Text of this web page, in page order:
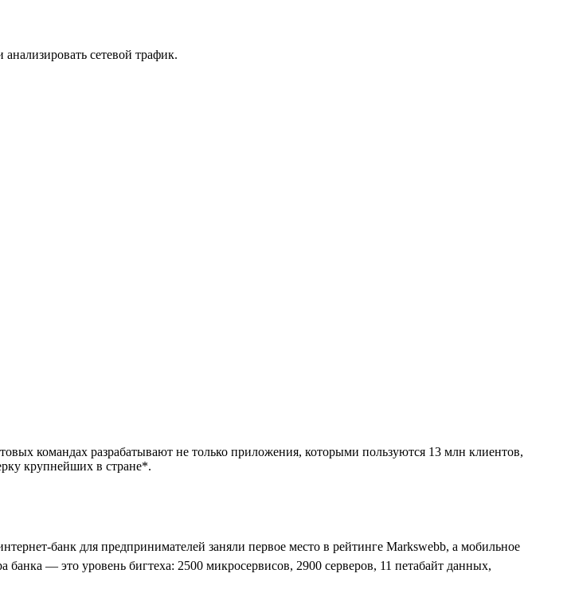
сетевой трафик.
командах разрабатывают не только приложения, которыми пользуются 13 млн клиентов,
крупнейших в стране*.
банк для предпринимателей заняли первое место в рейтинге Markswebb, а мобильное
банка — это уровень бигтеха: 2500 микросервисов, 2900 серверов, 11 петабайт данных,